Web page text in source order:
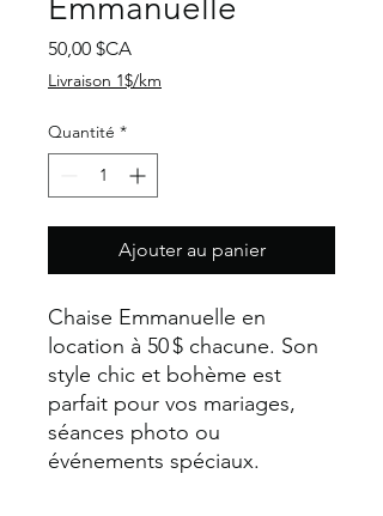
50,00 $CA
Livraison 1$/km
Quantité *
Ajouter au panier
Chaise Emmanuelle en
location à 50 $ chacune. Son
style chic et bohème est
parfait pour vos mariages,
séances photo ou
événements spéciaux.